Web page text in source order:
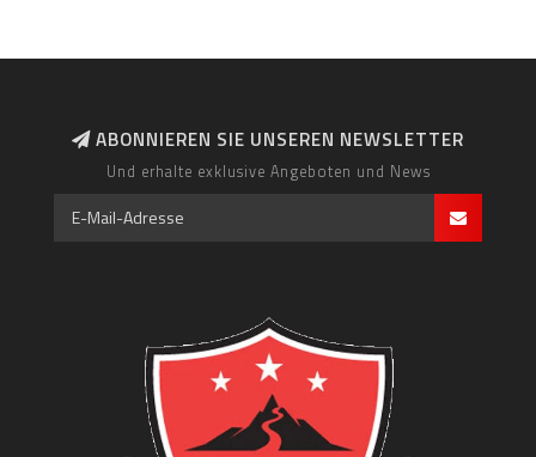
ABONNIEREN SIE UNSEREN NEWSLETTER
Und erhalte exklusive Angeboten und News